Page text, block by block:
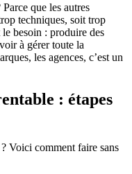
que les autres
techniques, soit trop
besoin : produire des
à gérer toute la
les agences, c’est un
: étapes
Voici comment faire sans